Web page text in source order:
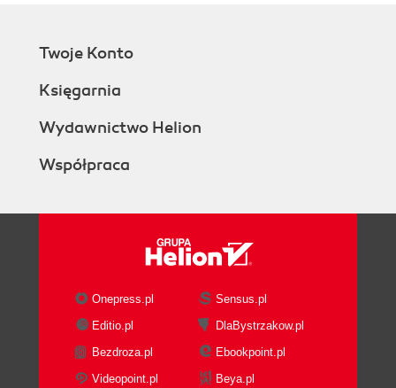
Twoje Konto
Księgarnia
Wydawnictwo Helion
Współpraca
Onepress.pl
Sensus.pl
Editio.pl
DlaBystrzakow.pl
Bezdroza.pl
Ebookpoint.pl
Videopoint.pl
Beya.pl